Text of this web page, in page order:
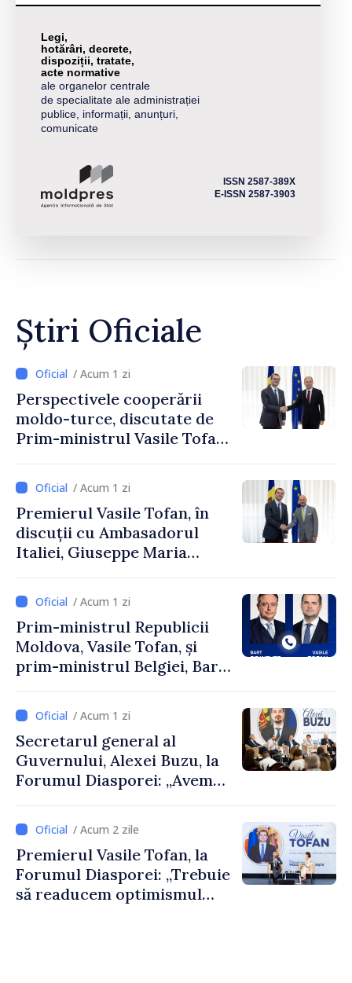
Legi,
hotărâri, decrete,
dispoziții, tratate,
acte normative
ale organelor centrale
de specialitate ale administrației
publice, informații, anunțuri,
comunicate
ISSN 2587-389X
E-ISSN 2587-3903
Știri Oficiale
/ Acum 1 zi
Perspectivele cooperării
moldo-turce, discutate de
Prim-ministrul Vasile Tofan
Uygar Mustafa Sertel
/ Acum 1 zi
Premierul Vasile Tofan, în
discuții cu Ambasadorul
Italiei, Giuseppe Maria
/ Acum 1 zi
Prim-ministrul Republicii
Moldova, Vasile Tofan, și
prim-ministrul Belgiei, Bart
despre parcursul european
al Republicii Moldova.
/ Acum 1 zi
Secretarul general al
Guvernului, Alexei Buzu, la
Forumul Diasporei: „Avem
dumneavoastră pentru a
construi comunități mai
puternice”
/ Acum 2 zile
Premierul Vasile Tofan, la
Forumul Diasporei: „Trebuie
să readucem optimismul